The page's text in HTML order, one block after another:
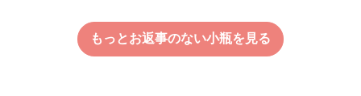
もっとお返事のない小瓶を見る